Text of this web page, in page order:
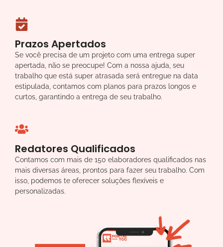
Prazos Apertados
Se você precisa de um projeto com uma entrega super
apertada, não se preocupe! Com a nossa ajuda, seu
trabalho que está super atrasada será entregue na data
estipulada, contamos com planos para prazos longos e
curtos, garantindo a entrega de seu trabalho.
Redatores Qualificados
Contamos com mais de 150 elaboradores qualificados nas
mais diversas áreas, prontos para fazer seu trabalho. Com
isso, podemos te oferecer soluções flexíveis e
personalizadas.